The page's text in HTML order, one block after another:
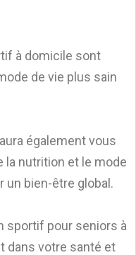
à domicile sont
de vie plus sain
également vous
nutrition et le mode
un bien-être global.
sportif pour seniors à
dans votre santé et